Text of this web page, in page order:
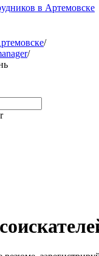
в Артемовске
/
/